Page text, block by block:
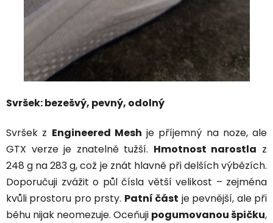
Svršek: bezešvý, pevný, odolný
Svršek z Engineered Mesh je příjemný na noze, ale
GTX verze je znatelně tužší. Hmotnost narostla z
248 g na 283 g, což je znát hlavně při delších výbězích.
Doporučuji zvážit o půl čísla větší velikost – zejména
kvůli prostoru pro prsty. Patní část je pevnější, ale při
běhu nijak neomezuje. Oceňuji pogumovanou špičku,